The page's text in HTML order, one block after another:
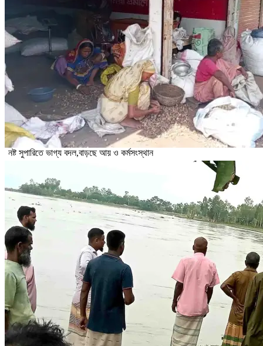
নষ্ট সুপারিতে ভাগ্য বদল,বাড়ছে আয় ও কর্মসংস্থান